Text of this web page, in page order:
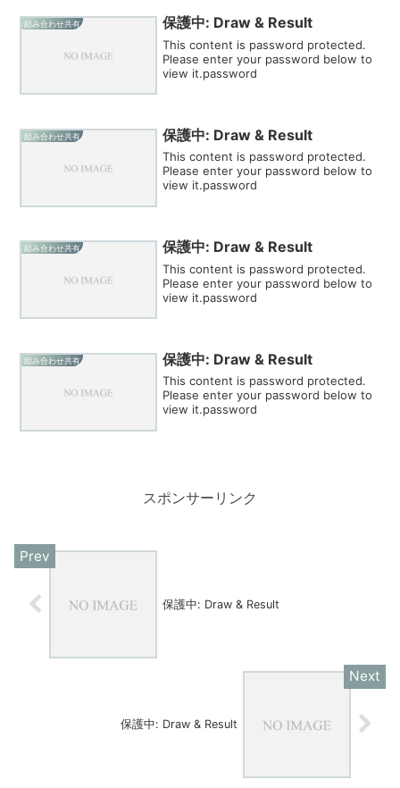
組み合わせ共有 保護中: Draw & Result
This content is password protected.
Please enter your password below to
view it.password
組み合わせ共有 保護中: Draw & Result
This content is password protected.
Please enter your password below to
view it.password
組み合わせ共有 保護中: Draw & Result
This content is password protected.
Please enter your password below to
view it.password
組み合わせ共有 保護中: Draw & Result
This content is password protected.
Please enter your password below to
view it.password
スポンサーリンク
保護中: Draw & Result
保護中: Draw & Result